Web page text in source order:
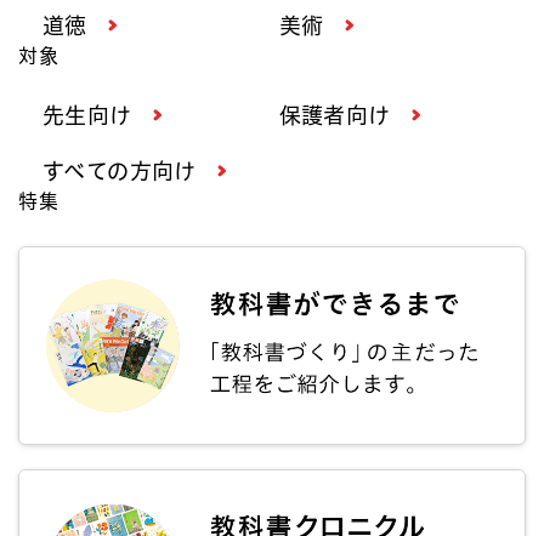
道徳 美術
対象
先生向け 保護者向け
すべての方向け
特集